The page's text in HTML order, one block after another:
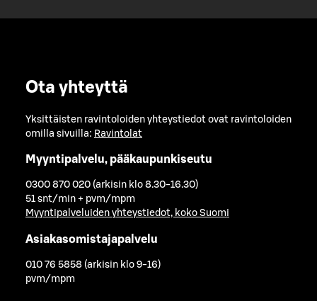
Ota yhteyttä
Yksittäisten ravintoloiden yhteystiedot ovat ravintoloiden
omilla sivuilla: Ravintolat
Myyntipalvelu, pääkaupunkiseutu
0300 870 020 (arkisin klo 8.30-16.30)
51 snt/min + pvm/mpm
Myyntipalveluiden yhteystiedot, koko Suomi
Asiakasomistajapalvelu
010 76 5858 (arkisin klo 9-16)
pvm/mpm